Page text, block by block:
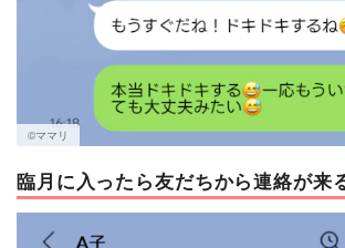
©︎ママリ
臨月に入ったら友だちから連絡が来